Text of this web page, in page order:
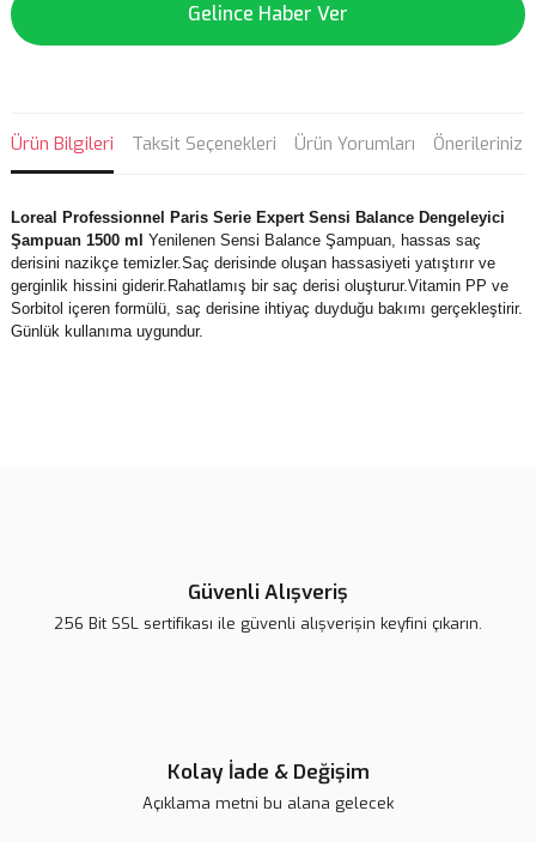
Gelince Haber Ver
Ürün Bilgileri Taksit Seçenekleri Ürün Yorumları Önerileriniz
Loreal Professionnel Paris Serie Expert Sensi Balance Dengeleyici
Şampuan 1500 ml Yenilenen Sensi Balance Şampuan, hassas saç
derisini nazikçe temizler.Saç derisinde oluşan hassasiyeti yatıştırır ve
gerginlik hissini giderir.Rahatlamış bir saç derisi oluşturur.Vitamin PP ve
Sorbitol içeren formülü, saç derisine ihtiyaç duyduğu bakımı gerçekleştirir.
Günlük kullanıma uygundur.
Güvenli Alışveriş
256 Bit SSL sertifikası ile güvenli alışverişin keyfini çıkarın.
Kolay İade & Değişim
Açıklama metni bu alana gelecek